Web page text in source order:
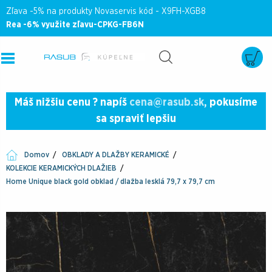
Zľava -5% na produkty Novaservis kód - X9FH-XGB8
Rea -6% využite zľavu-CPKG-FB6N
Máš nižšiu cenu ? napíš cena@rasub.sk, pokusíme
sa spraviť lepšiu
Domov
OBKLADY A DLAŽBY KERAMICKÉ
KOLEKCIE KERAMICKÝCH DLAŽIEB
Home Unique black gold obklad / dlažba lesklá 79,7 x 79,7 cm